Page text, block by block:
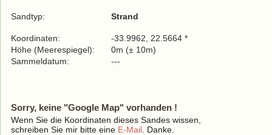
Sandtyp: Strand
Koordinaten:
-33.9962, 22.5664 *
Höhe (Meerespiegel):
0m (± 10m)
Sammeldatum:
---
Sorry, keine "Google Map" vorhanden !
Wenn Sie die Koordinaten dieses Sandes wissen,
schreiben Sie mir bitte eine E-Mail . Danke.